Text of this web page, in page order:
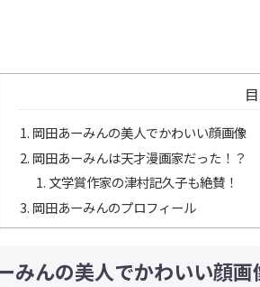
岡田あーみんの美人でかわいい顔画像
岡田あーみんは天才漫画家だった！？
文学賞作家の津村記久子も絶賛！
岡田あーみんのプロフィール
みんの美人でかわいい顔画